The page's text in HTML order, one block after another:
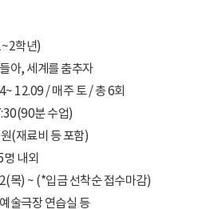
학년)
아, 세계를 춤추자
12.09 / 매주 토 / 총 6회
분 수업)
(재료비 등 포함)
내외
목) ~ (*입금 선착순 접수마감)
술극장 연습실 등